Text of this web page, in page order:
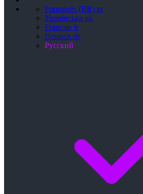
Português (BR) pt
Українська uk
Français fr
Deutsch de
Русский